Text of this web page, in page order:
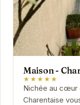
Maison -
★★★★★
Nichée au cœur
Charentaise